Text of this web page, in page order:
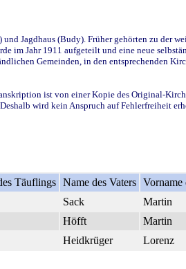
Jagdhaus (Budy). Früher gehörten zu der
im Jahr 1911 aufgeteilt und eine neue
Gemeinden, in den entsprechenden
ist von einer Kopie des Original-
wird kein Anspruch auf Fehlerfreiheit
Täuflings Name des Vaters Vorname
Sack Martin
Höfft Martin
Heidkrüger Lorenz